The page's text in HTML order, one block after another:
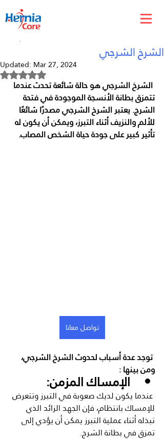
الشرخ الشرجي
Mar 21, 2024
Updated: Mar 27, 2024
Rated NaN out of 5 stars.
الشرخ الشرجي هو حالة شائعة تحدث عندما
تتمزق بطانة الأنسجة الموجودة في فتحة
الشرج. يعتبر الشرخ الشرجي مصدرًا شائعًا
للألم والنزيف أثناء التبرز، ويمكن أن يكون له
تأثير كبير على جودة حياة الشخص المصاب.
تواصل معانا
توجد عدة أسباب لحدوث الشرخ الشرجي،
ومن بينها :
الإمساك المزمن:
عندما يكون لديك صعوبة في التبرز وتتعرض
للإمساك بانتظام، فإن الجهد الزائد الذي
تبذله أثناء عملية التبرز يمكن أن يؤدي إلى
تمزق في بطانة الشرج.